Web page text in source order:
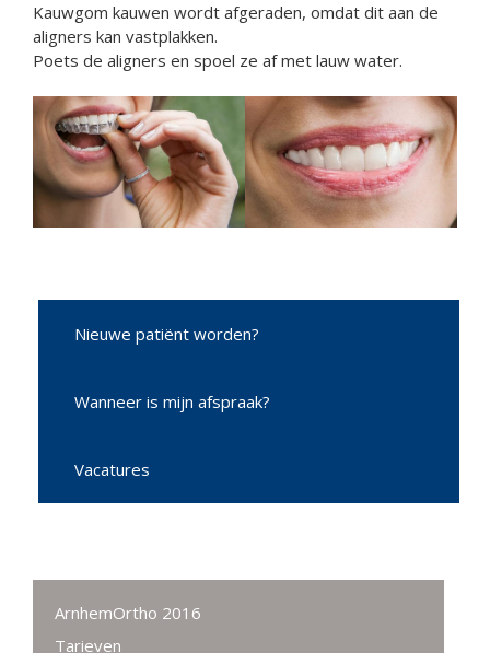
Kauwgom kauwen wordt afgeraden, omdat dit aan de
aligners kan vastplakken.
Poets de aligners en spoel ze af met lauw water.
Nieuwe patiënt worden?
Wanneer is mijn afspraak?
Vacatures
ArnhemOrtho 2016
Tarieven